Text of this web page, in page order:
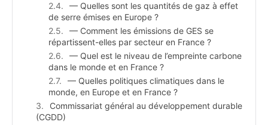
— Quelles sont les quantités de gaz à effet
de serre émises en Europe ?
— Comment les émissions de GES se
répartissent-elles par secteur en France ?
— Quel est le niveau de l’empreinte carbone
dans le monde et en France ?
— Quelles politiques climatiques dans le
monde, en Europe et en France ?
Commissariat général au développement durable
(CGDD)